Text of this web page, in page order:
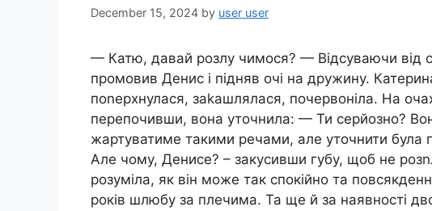
December 15, 2024 by user user
— Катю, давай розлу чимося? — Відсуваючи від
промовив Денис і підняв очі на дружину.
поnерхнулася, заkашлялася, почервоніла. На
перепочивши, вона уточнила: — Ти серйозно?
жартуватиме такими речами, але уточнити була
Але чому, Денисе? – закусивши губу, щоб не
розуміла, як він може так спокійно та
років шлюбу за плечима. Та ще й за наявності